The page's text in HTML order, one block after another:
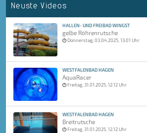
Neuste Videos
HALLEN- UND FREIBAD WINGST
gelbe Röhrenrutsche
Donnerstag, 03.04.2025, 13:01 Uhr
WESTFALENBAD HAGEN
AquaRacer
Freitag, 31.01.2025, 12:12 Uhr
WESTFALENBAD HAGEN
Breitrutsche
Freitag, 31.01.2025, 12:12 Uhr